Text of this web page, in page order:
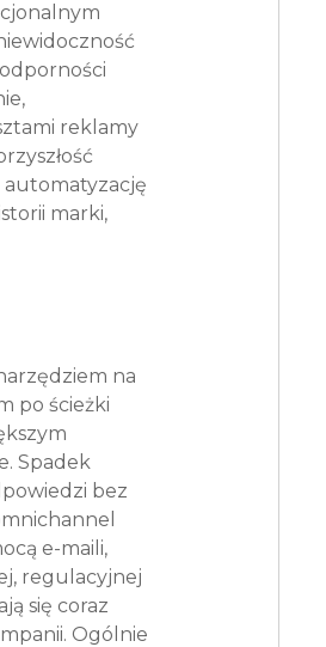
reklamy
marki,
na
po ścieżki
Spadek
bez
e-maili,
regulacyjnej
się coraz
Ogólnie